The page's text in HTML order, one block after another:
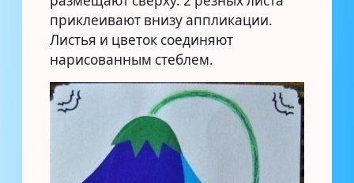
приклеивают внизу аппликации.
Листья и цветок соединяют
нарисованным стеблем.